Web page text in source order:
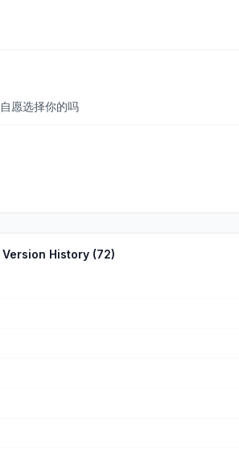
愿选择你的吗
Version History (72)